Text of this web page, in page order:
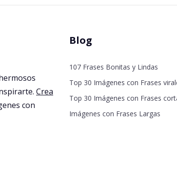
Crea
con
Blog
107 Frases Bonitas y Lindas
Top 30 Imágenes con Frases
Top 30 Imágenes con Frases
Imágenes con Frases Largas